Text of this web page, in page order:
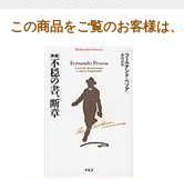
この商品をご覧のお客様は